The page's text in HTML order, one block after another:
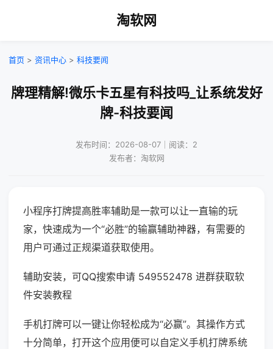
淘软网
首页 > 资讯中心 > 科技要闻
牌理精解!微乐卡五星有科技吗_让系统发好
牌-科技要闻
发布时间：2026-08-07｜阅读：2
发布者：淘软网
小程序打牌提高胜率辅助是一款可以让一直输的玩
家，快速成为一个“必胜”的输赢辅助神器，有需要的
用户可通过正规渠道获取使用。
辅助安装，可QQ搜索申请 549552478 进群获取软
件安装教程
手机打牌可以一键让你轻松成为“必赢”。其操作方式
十分简单，打开这个应用便可以自定义手机打牌系统